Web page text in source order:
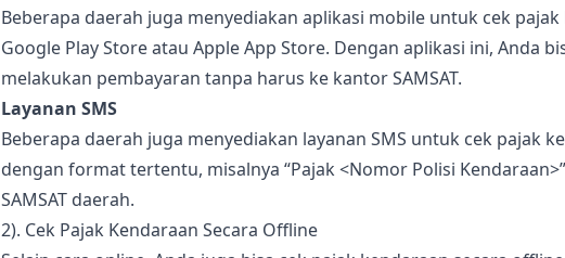
Beberapa daerah juga menyediakan aplikasi mobile untuk cek
Google Play Store atau Apple App Store. Dengan aplikasi ini, Anda
melakukan pembayaran tanpa harus ke kantor SAMSAT.
Layanan SMS
Beberapa daerah juga menyediakan layanan SMS untuk cek pajak
dengan format tertentu, misalnya “Pajak <Nomor Polisi
SAMSAT daerah.
2). Cek Pajak Kendaraan Secara Offline